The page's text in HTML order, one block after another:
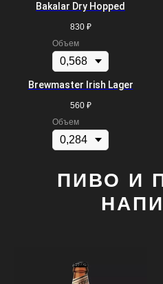
Bakalar Dry Hopped
830 ₽
Объем
Brewmaster Irish Lager
560 ₽
Объем
ПИВО И